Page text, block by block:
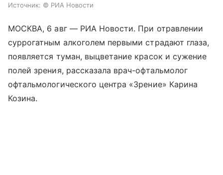
Источник: © РИА Новости
МОСКВА, 6 авг — РИА Новости. При отравлении
суррогатным алкоголем первыми страдают глаза,
появляется туман, выцветание красок и сужение
полей зрения, рассказала врач-офтальмолог
офтальмологического центра «Зрение» Карина
Козина.